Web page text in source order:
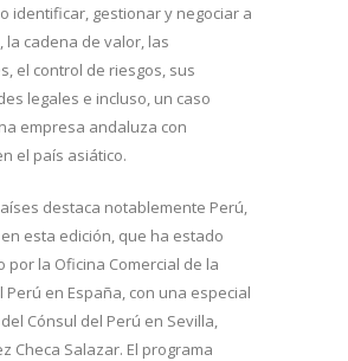
identificar, gestionar y negociar a
la cadena de valor, las
el control de riesgos, sus
legales e incluso, un caso
empresa andaluza con
el país asiático.
destaca notablemente Perú,
esta edición, que ha estado
por la Oficina Comercial de la
Perú en España, con una especial
Cónsul del Perú en Sevilla,
Checa Salazar. El programa